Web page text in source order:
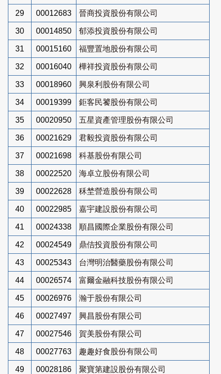
29 00012683 晉商投資股份有限公司
30 00014850 郁添投資股份有限公司
31 00015160 福豐置地股份有限公司
32 00016040 樺祥投資股份有限公司
33 00018960 興泉利股份有限公司
34 00019399 鉅客民饕股份有限公司
35 00020950 五星資產管理股份有限公司
36 00021629 君毅投資股份有限公司
37 00021698 科基股份有限公司
38 00022520 海卓立股份有限公司
39 00022628 秝埜營造股份有限公司
40 00022985 嘉宇建設股份有限公司
41 00024338 順昌國際企業股份有限公司
42 00024549 鼎佶投資股份有限公司
43 00025343 台灣明治醫藥股份有限公司
44 00026574 富爾金融科技股份有限公司
45 00026976 瀚于股份有限公司
46 00027497 興昌股份有限公司
47 00027546 賀美股份有限公司
48 00027763 趣趣好食股份有限公司
49 00028186 聚寶第建設股份有限公司